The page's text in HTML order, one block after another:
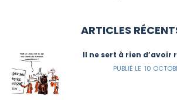
ARTICLES
Il ne sert à rien
10